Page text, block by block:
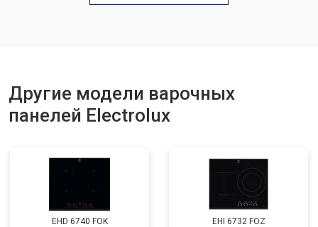
Другие модели варочных
панелей Electrolux
EHD 6740 FOK EHI 6732 FOZ